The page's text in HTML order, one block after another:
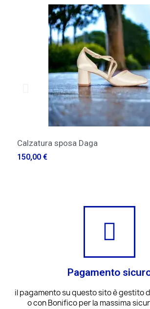
QUICK VIEW
Calzatura sposa Daga
150,00 €
Pagamento
il pagamento su questo sito è gestito
o con Bonifico per la massima